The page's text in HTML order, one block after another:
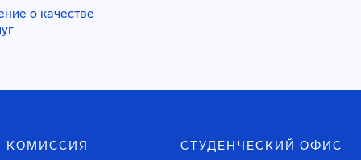
о качестве
КОМИССИЯ СТУДЕНЧЕСКИЙ ОФИС